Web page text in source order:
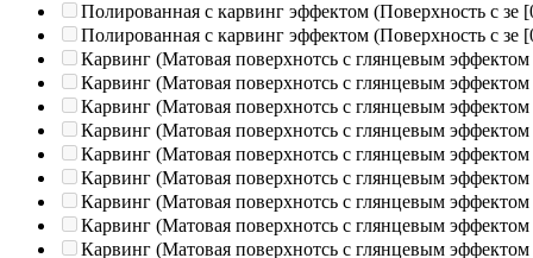
Полированная c карвинг эффектом (Поверхность с зе
Полированная c карвинг эффектом (Поверхность с зе
Карвинг (Матовая поверхнотсь с глянцевым эффектом
Карвинг (Матовая поверхнотсь с глянцевым эффектом
Карвинг (Матовая поверхнотсь с глянцевым эффектом
Карвинг (Матовая поверхнотсь с глянцевым эффектом
Карвинг (Матовая поверхнотсь с глянцевым эффектом
Карвинг (Матовая поверхнотсь с глянцевым эффектом
Карвинг (Матовая поверхнотсь с глянцевым эффектом
Карвинг (Матовая поверхнотсь с глянцевым эффектом
Карвинг (Матовая поверхнотсь с глянцевым эффектом